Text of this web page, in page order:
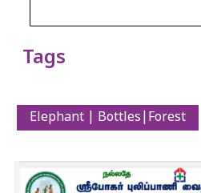
Tags
Elephant | Bottles|Forest